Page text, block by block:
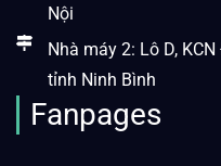
Nội
Nhà máy 2: Lô D,
tỉnh Ninh Bình
Fanpages